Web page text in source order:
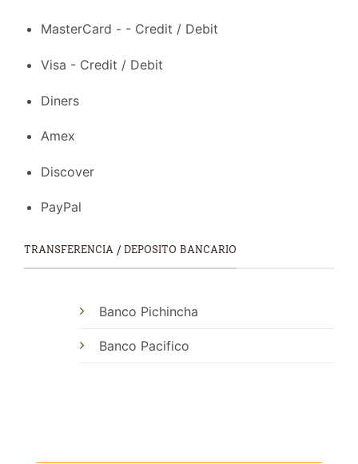
MasterCard - - Credit / Debit
Visa - Credit / Debit
Diners
Amex
Discover
PayPal
TRANSFERENCIA / DEPOSITO BANCARIO
Banco Pichincha
Banco Pacifico